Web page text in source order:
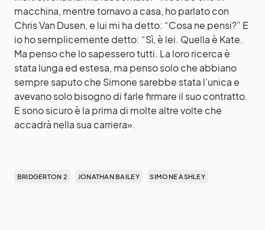
macchina, mentre tornavo a casa, ho parlato con
Chris Van Dusen, e lui mi ha detto: “Cosa ne pensi?” E
io ho semplicemente detto: “Sì, è lei. Quella è Kate.
Ma penso che lo sapessero tutti. La loro ricerca è
stata lunga ed estesa, ma penso solo che abbiano
sempre saputo che Simone sarebbe stata l’unica e
avevano solo bisogno di farle firmare il suo contratto.
E sono sicuro è la prima di molte altre volte che
accadrà nella sua carriera».
BRIDGERTON 2 JONATHAN BAILEY SIMONE ASHLEY